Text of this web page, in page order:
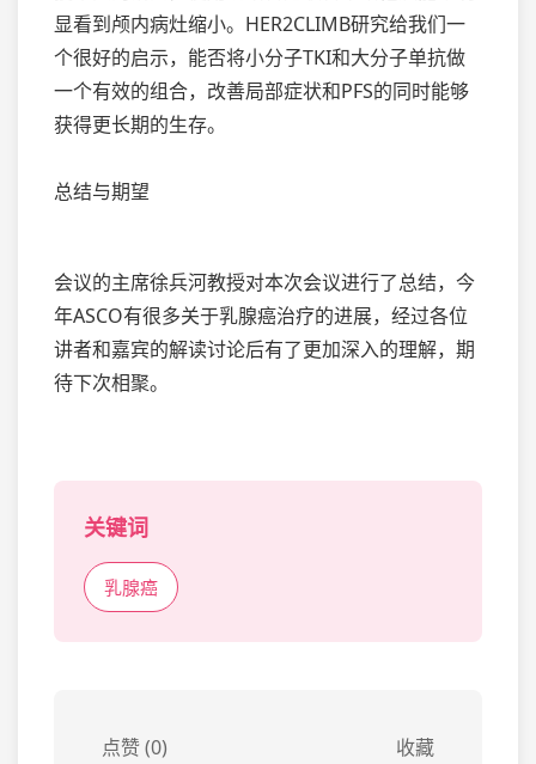
显看到颅内病灶缩小。HER2CLIMB研究给我们一
个很好的启示，能否将小分子TKI和大分子单抗做
一个有效的组合，改善局部症状和PFS的同时能够
获得更长期的生存。
总结与期望
会议的主席徐兵河教授对本次会议进行了总结，今
年ASCO有很多关于乳腺癌治疗的进展，经过各位
讲者和嘉宾的解读讨论后有了更加深入的理解，期
待下次相聚。
关键词
乳腺癌
点赞 (0) 收藏